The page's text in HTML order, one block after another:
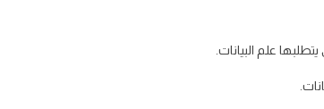
علم البيانات.